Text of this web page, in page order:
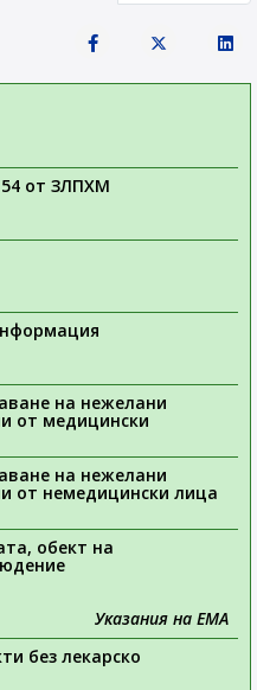
от ЗЛПХМ
на нежелани
от медицински
на нежелани
от немедицински лица
обект на
Указания на ЕМА
без лекарско